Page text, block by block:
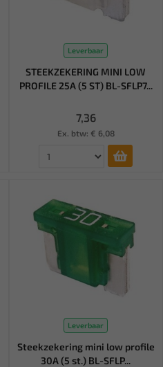
Leverbaar
STEEKZEKERING MINI LOW
PROFILE 25A (5 ST) BL-SFLP7...
7,36
Ex. btw: € 6,08
Leverbaar
Steekzekering mini low profile
30A (5 st.) BL-SFLP...